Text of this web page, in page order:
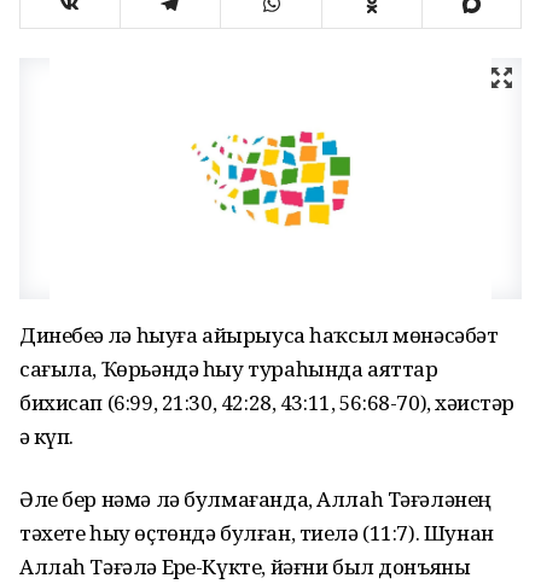
Динебеҙҙә лә һыуға айырыуса һаҡсыл мөнәсәбәт
сағыла, Ҡөрьәндә һыу тураһында аяттар
бихисап (6:99, 21:30, 42:28, 43:11, 56:68-70), хәҙистәр
ҙә күп.
Әле бер нәмә лә булмағанда, Аллаһ Тәғәләнең
тәхете һыу өҫтөндә булған, тиелә (11:7). Шунан
Аллаһ Тәғәлә Ерҙе-Күкте, йәғни был донъяны